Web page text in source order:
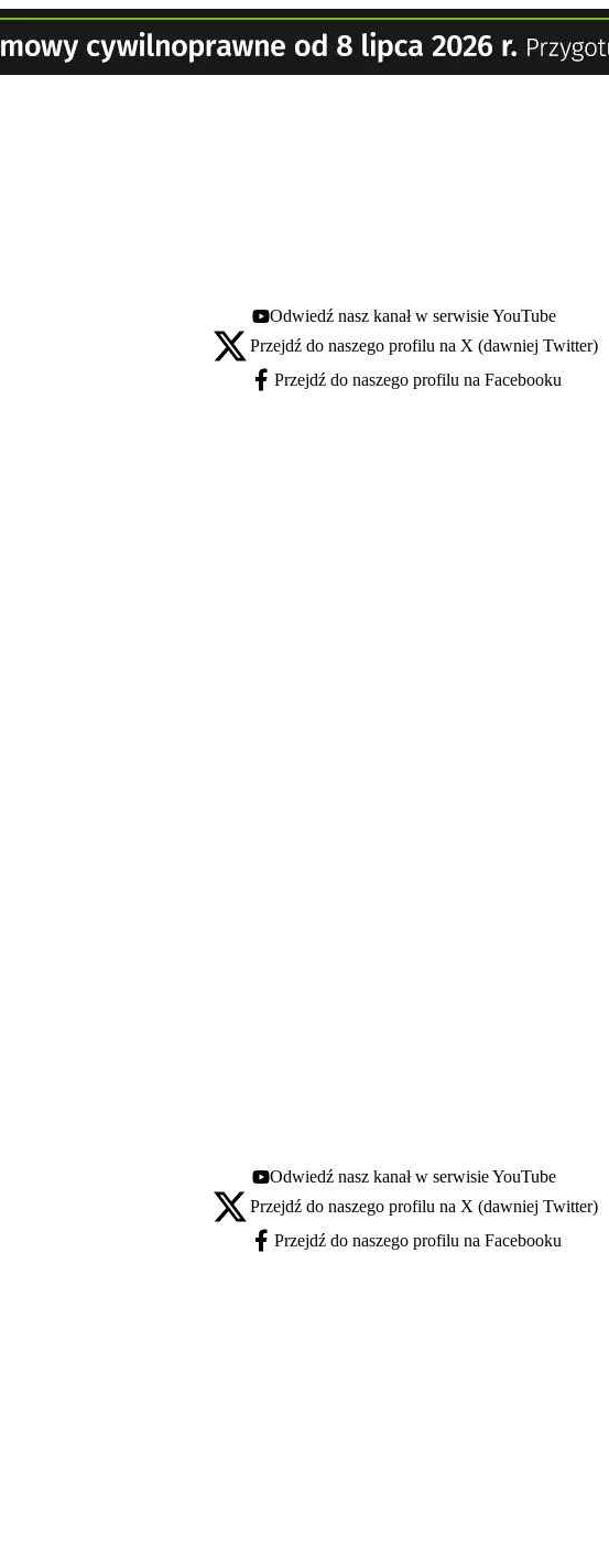
Youtube - otwiera się w nowej karcie
Odwiedź nasz kanał w serwisie YouTube
X - otwiera się w nowej karcie
Przejdź do naszego profilu na X (dawniej Twitter)
Facebook - otwiera się w nowej karcie
Przejdź do naszego profilu na Facebooku
Youtube - otwiera się w nowej karcie
Odwiedź nasz kanał w serwisie YouTube
X - otwiera się w nowej karcie
Przejdź do naszego profilu na X (dawniej Twitter)
Facebook - otwiera się w nowej karcie
Przejdź do naszego profilu na Facebooku